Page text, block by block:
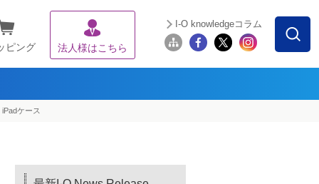
ピング 法人様はこちら
I-O knowledgeコラム
ケース